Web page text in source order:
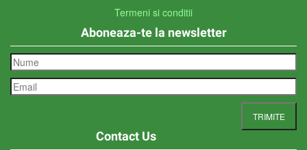
Termeni si conditii
Aboneaza-te la newsletter
Contact Us